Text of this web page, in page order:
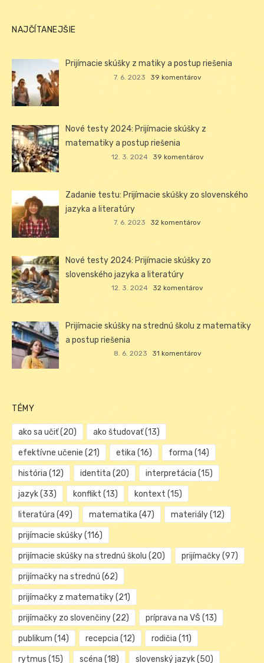
NAJČÍTANEJŠIE
Prijímacie skúšky z matiky a postup riešenia
7. 6. 2023 39 komentárov
Nové testy 2024: Prijímacie skúšky z
matematiky a postup riešenia
12. 3. 2024 39 komentárov
Zadanie testu: Prijímacie skúšky zo slovenského
jazyka a literatúry
7. 6. 2023 32 komentárov
Nové testy 2024: Prijímacie skúšky zo
slovenského jazyka a literatúry
12. 3. 2024 32 komentárov
Prijímacie skúšky na strednú školu z matematiky
a postup riešenia
8. 6. 2023 31 komentárov
TÉMY
ako sa učiť(20) ako študovať(13)
efektívne učenie (21) etika (16) forma (14)
história (12) identita (20) interpretácia (15)
jazyk(33) konflikt (13) kontext (15)
literatúra (49) matematika (47) materiály(12)
prijímacie skúšky(116)
prijímacie skúšky na strednú školu (20) prijímačky(97)
prijímačky na strednú (62)
prijímačky z matematiky(21)
prijímačky zo slovenčiny(22) príprava na VŠ (13)
publikum (14) recepcia (12) rodičia (11)
rytmus (15) scéna (18) slovenský jazyk(50)